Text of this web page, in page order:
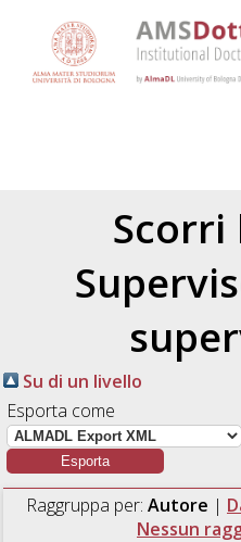
Scorri
Su di un livello
Esporta come
Raggruppa per: Autore |
Nessun